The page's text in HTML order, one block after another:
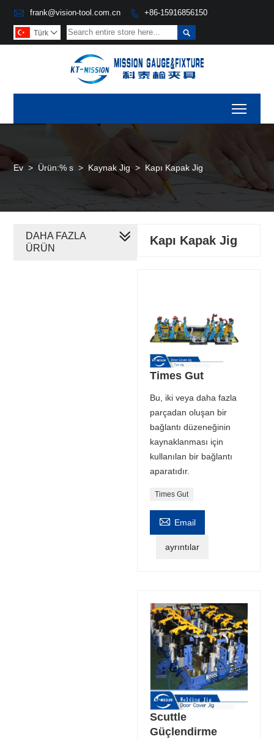
 frank@vision-tool.com.cn  +86-15916856150

Türk 
Ev > Ürün:% s > Kaynak Jig > Kapı Kapak Jig
Kapı Kapak Jig
Times Gut
Bu, iki veya daha fazla
parçadan oluşan bir
bağlantı düzeneğinin
kaynaklanması için
kullanılan bir bağlantı
aparatıdır.
Times Gut
 Email
ayrıntılar
Scuttle
Güçlendirme
DAHA FAZLA
ÜRÜN